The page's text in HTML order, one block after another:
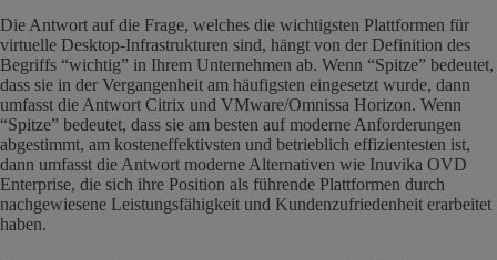
Die Antwort auf die Frage, welches die wichtigsten Plattformen für
virtuelle Desktop-Infrastrukturen sind, hängt von der Definition des
Begriffs “wichtig” in Ihrem Unternehmen ab. Wenn “Spitze” bedeutet,
dass sie in der Vergangenheit am häufigsten eingesetzt wurde, dann
umfasst die Antwort Citrix und VMware/Omnissa Horizon. Wenn
“Spitze” bedeutet, dass sie am besten auf moderne Anforderungen
abgestimmt, am kosteneffektivsten und betrieblich effizientesten ist,
dann umfasst die Antwort moderne Alternativen wie Inuvika OVD
Enterprise, die sich ihre Position als führende Plattformen durch
nachgewiesene Leistungsfähigkeit und Kundenzufriedenheit erarbeitet
haben.